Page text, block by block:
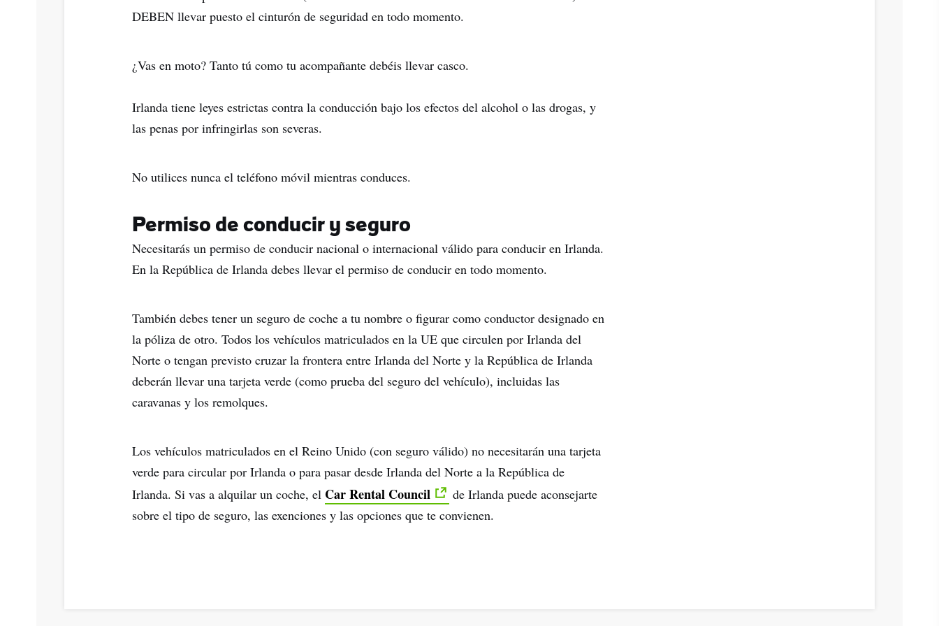
DEBEN llevar puesto el cinturón de seguridad en todo momento.
¿Vas en moto? Tanto tú como tu acompañante debéis llevar casco.
Irlanda tiene leyes estrictas contra la conducción bajo los efectos del alcohol o las drogas, y
las penas por infringirlas son severas.
No utilices nunca el teléfono móvil mientras conduces.
Permiso de conducir y seguro
Necesitarás un permiso de conducir nacional o internacional válido para conducir en Irlanda.
En la República de Irlanda debes llevar el permiso de conducir en todo momento.
También debes tener un seguro de coche a tu nombre o figurar como conductor designado en
la póliza de otro. Todos los vehículos matriculados en la UE que circulen por Irlanda del
Norte o tengan previsto cruzar la frontera entre Irlanda del Norte y la República de Irlanda
deberán llevar una tarjeta verde (como prueba del seguro del vehículo), incluidas las
caravanas y los remolques.
Los vehículos matriculados en el Reino Unido (con seguro válido) no necesitarán una tarjeta
verde para circular por Irlanda o para pasar desde Irlanda del Norte a la República de
Irlanda. Si vas a alquilar un coche, el Car Rental Council
de Irlanda puede aconsejarte
sobre el tipo de seguro, las exenciones y las opciones que te convienen.